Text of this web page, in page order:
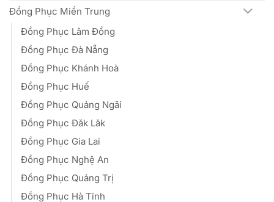
Đồng Phục Miền Trung
Đồng Phục Lâm Đồng
Đồng Phục Đà Nẵng
Đồng Phục Khánh Hoà
Đồng Phục Huế
Đồng Phục Quảng Ngãi
Đồng Phục Đăk Lăk
Đồng Phục Gia Lai
Đồng Phục Nghệ An
Đồng Phục Quảng Trị
Đồng Phục Hà Tĩnh